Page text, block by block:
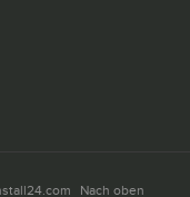
Nach oben